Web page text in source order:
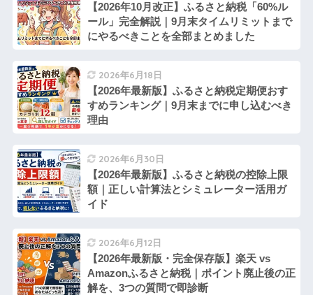
【2026年10月改正】ふるさと納税「60%ル
ール」完全解説｜9月末タイムリミットまで
にやるべきことを全部まとめました
2026年6月18日
【2026年最新版】ふるさと納税定期便おす
すめランキング｜9月末までに申し込むべき
理由
2026年6月30日
【2026年最新版】ふるさと納税の控除上限
額｜正しい計算法とシミュレーター活用ガ
イド
2026年6月12日
【2026年最新版・完全保存版】楽天 vs
Amazonふるさと納税｜ポイント廃止後の正
解を、3つの質問で即診断